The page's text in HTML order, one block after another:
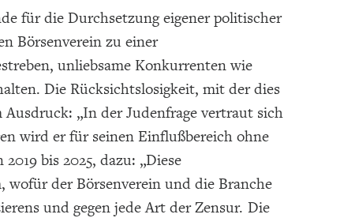
für die Durchsetzung eigener politischer
Börsenverein zu einer
unliebsame Konkurrenten wie
Die Rücksichtslosigkeit, mit der dies
„In der Judenfrage vertraut sich
wird er für seinen Einflußbereich ohne
bis 2025, dazu: „Diese
der Börsenverein und die Branche
und gegen jede Art der Zensur. Die